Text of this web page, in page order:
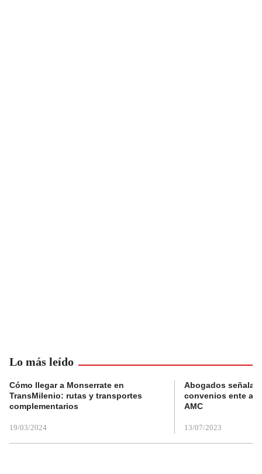
Lo más leído
Cómo llegar a Monserrate en
TransMilenio: rutas y transportes
complementarios
19/03/2024
Abogados
convenios ente
AMC
13/07/2023